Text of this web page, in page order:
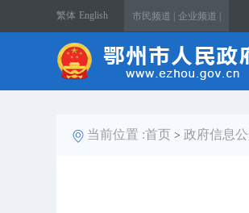
繁体 English 市民频道 | 企业频道 |
当前位置 :首页 > 政府信息